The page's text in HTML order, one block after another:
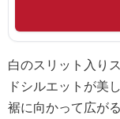
白のスリット入り
ドシルエットが美
裾に向かって広が